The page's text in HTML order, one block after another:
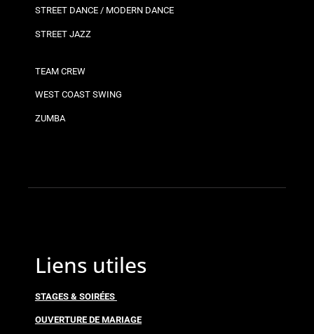
STREET DANCE / MODERN DANCE
STREET JAZZ
TEAM CREW
WEST COAST SWING
ZUMBA
Liens utiles
STAGES & SOIRÉES
OUVERTURE DE MARIAGE